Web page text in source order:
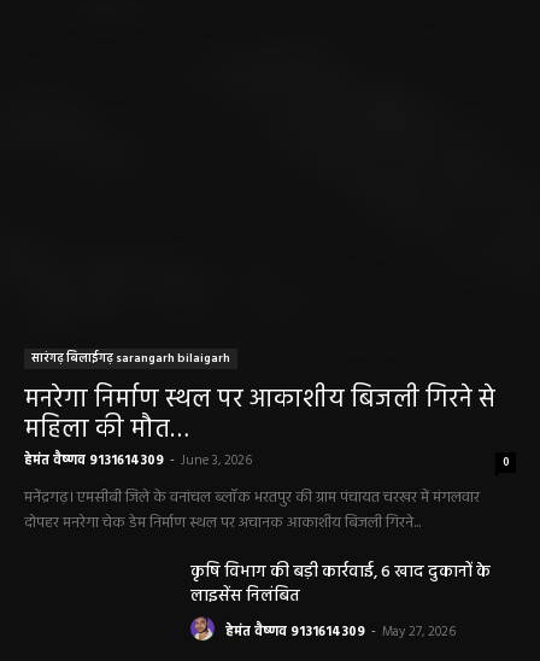
सारंगढ़ बिलाईगढ़ sarangarh bilaigarh
मनरेगा निर्माण स्थल पर आकाशीय बिजली गिरने से
महिला की मौत…
हेमंत वैष्णव 9131614309 - June 3, 2026 0
मनेंद्रगढ़। एमसीबी जिले के वनांचल ब्लॉक भरतपुर की ग्राम पंचायत चरखर में मंगलवार
दोपहर मनरेगा चेक डेम निर्माण स्थल पर अचानक आकाशीय बिजली गिरने...
कृषि विभाग की बड़ी कार्रवाई, 6 खाद दुकानों के
लाइसेंस निलंबित
हेमंत वैष्णव 9131614309 - May 27, 2026